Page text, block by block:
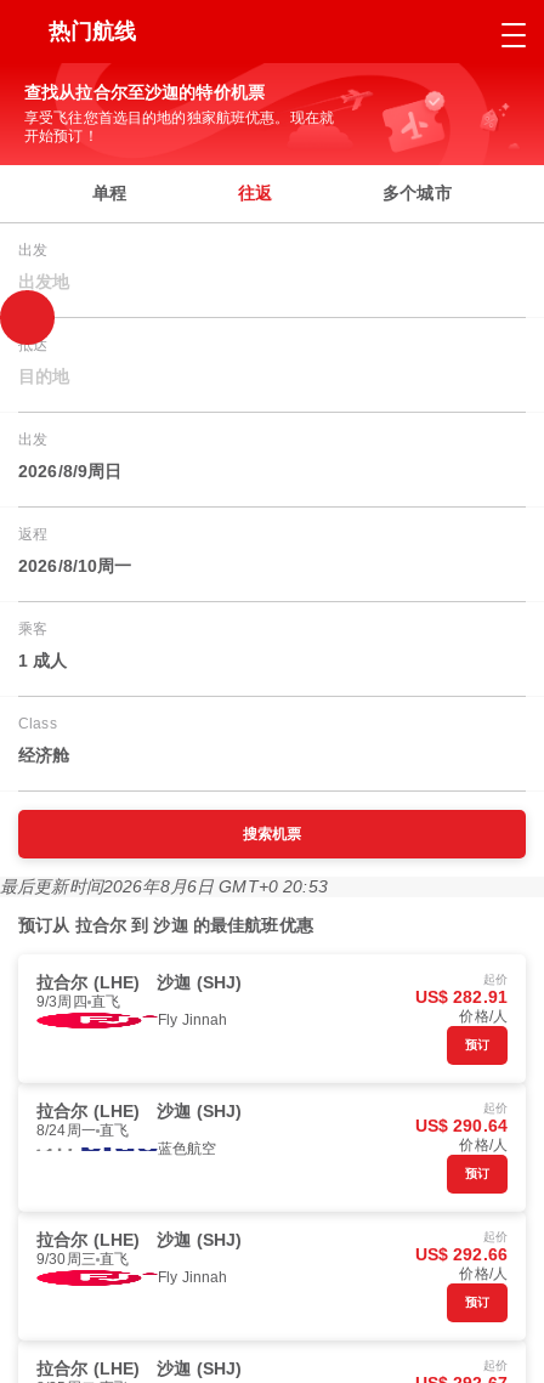
热门航线
查找从拉合尔至沙迦的特价机票
享受飞往您首选目的地的独家航班优惠。现在就
开始预订！
单程 往返 多个城市
出发
出发地
抵达
目的地
出发
2026/8/9周日
返程
2026/8/10周一
乘客
1 成人
Class
经济舱
搜索机票
最后更新时间2026年8月6日 GMT+0 20:53
预订从 拉合尔 到 沙迦 的最佳航班优惠
拉合尔 (LHE) 沙迦 (SHJ)
9/3周四 直飞
Fly Jinnah
起价
US$ 282.91
价格/人
预订
拉合尔 (LHE) 沙迦 (SHJ)
8/24周一 直飞
蓝色航空
起价
US$ 290.64
价格/人
预订
拉合尔 (LHE) 沙迦 (SHJ)
9/30周三 直飞
Fly Jinnah
起价
US$ 292.66
价格/人
预订
拉合尔 (LHE) 沙迦 (SHJ) 起价